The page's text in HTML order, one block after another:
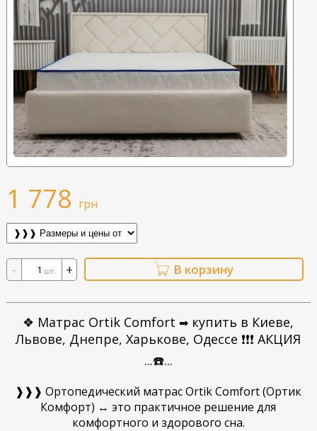
1 778 грн
- +
шт. В корзину
❖ Матрас Ortik Comfort ➡ купить в Киеве,
Львове, Днепре, Харькове, Одессе ❗❗❗ АКЦИЯ
...☎️...
❱❱❱ Ортопедический матрас Ortik Comfort (Ортик
Комфорт) ↔ это практичное решение для
комфортного и здорового сна.